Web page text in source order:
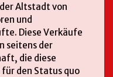
Altstadt von
und
Diese Verkäufe
seitens der
die diese
den Status quo